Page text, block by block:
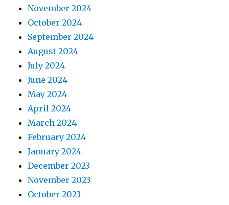
November 2024
October 2024
September 2024
August 2024
July 2024
June 2024
May 2024
April 2024
March 2024
February 2024
January 2024
December 2023
November 2023
October 2023